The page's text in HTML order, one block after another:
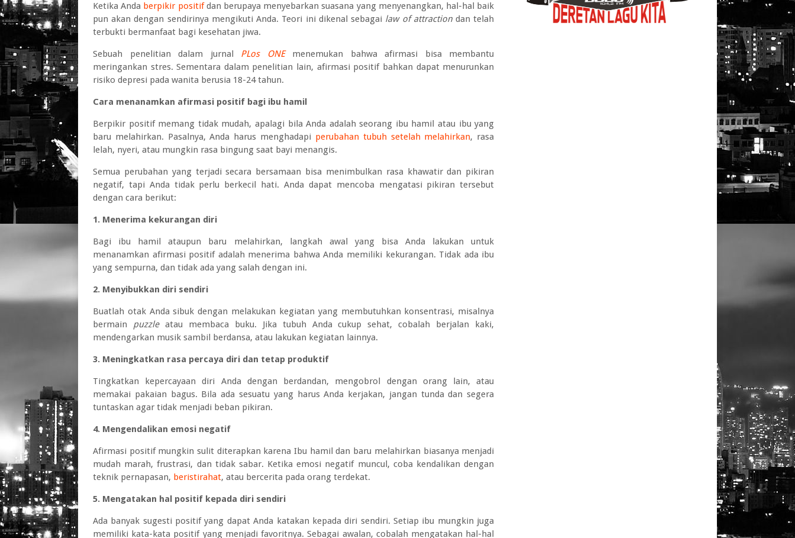
Ketika Anda berpikir positifdan berupaya menyebarkan suasana yang menyenangkan, hal-hal baik
pun akan dengan sendirinya mengikuti Anda. Teori ini dikenal sebagai law of attractiondan telah
terbukti bermanfaat bagi kesehatan jiwa.
Sebuah penelitian dalam jurnal PLos ONE
menemukan bahwa afirmasi bisa membantu
meringankan stres. Sementara dalam penelitian lain, afirmasi positif bahkan dapat menurunkan
risiko depresi pada wanita berusia 18-24 tahun.
Cara menanamkan afirmasi positif bagi ibu hamil
Berpikir positif memang tidak mudah, apalagi bila Anda adalah seorang ibu hamil atau ibu yang
baru melahirkan. Pasalnya, Anda harus menghadapi perubahan tubuh setelah melahirkan, rasa
lelah, nyeri, atau mungkin rasa bingung saat bayi menangis.
Semua perubahan yang terjadi secara bersamaan bisa menimbulkan rasa khawatir dan pikiran
negatif, tapi Anda tidak perlu berkecil hati. Anda dapat mencoba mengatasi pikiran tersebut
dengan cara berikut:
1. Menerima kekurangan diri
Bagi ibu hamil ataupun baru melahirkan, langkah awal yang bisa Anda lakukan untuk
menanamkan afirmasi positif adalah menerima bahwa Anda memiliki kekurangan. Tidak ada ibu
yang sempurna, dan tidak ada yang salah dengan ini.
2. Menyibukkan diri sendiri
Buatlah otak Anda sibuk dengan melakukan kegiatan yang membutuhkan konsentrasi, misalnya
bermain puzzleatau membaca buku. Jika tubuh Anda cukup sehat, cobalah berjalan kaki,
mendengarkan musik sambil berdansa, atau lakukan kegiatan lainnya.
3. Meningkatkan rasa percaya diri dan tetap produktif
Tingkatkan kepercayaan diri Anda dengan berdandan, mengobrol dengan orang lain, atau
memakai pakaian bagus. Bila ada sesuatu yang harus Anda kerjakan, jangan tunda dan segera
tuntaskan agar tidak menjadi beban pikiran.
4. Mengendalikan emosi negatif
Afirmasi positif mungkin sulit diterapkan karena Ibu hamil dan baru melahirkan biasanya menjadi
mudah marah, frustrasi, dan tidak sabar. Ketika emosi negatif muncul, coba kendalikan dengan
teknik pernapasan, beristirahat, atau bercerita pada orang terdekat.
5. Mengatakan hal positif kepada diri sendiri
Ada banyak sugesti positif yang dapat Anda katakan kepada diri sendiri. Setiap ibu mungkin juga
memiliki kata-kata positif yang menjadi favoritnya. Sebagai awalan, cobalah mengatakan hal-hal